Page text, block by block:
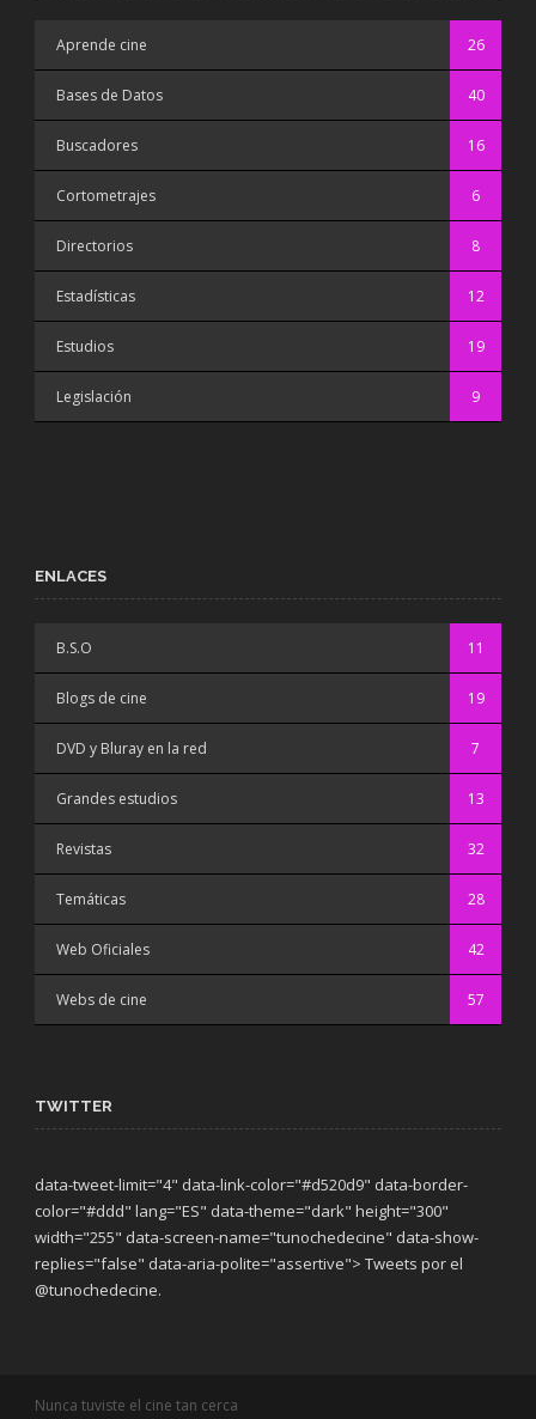
Aprende cine 26
Bases de Datos 40
Buscadores 16
Cortometrajes 6
Directorios 8
Estadísticas 12
Estudios 19
Legislación 9
ENLACES
B.S.O 11
Blogs de cine 19
DVD y Bluray en la red 7
Grandes estudios 13
Revistas 32
Temáticas 28
Web Oficiales 42
Webs de cine 57
TWITTER
data-tweet-limit="4" data-link-color="#d520d9" data-border-
color="#ddd" lang="ES" data-theme="dark" height="300"
width="255" data-screen-name="tunochedecine" data-show-
replies="false" data-aria-polite="assertive"> Tweets por el
@tunochedecine.
Nunca tuviste el cine tan cerca